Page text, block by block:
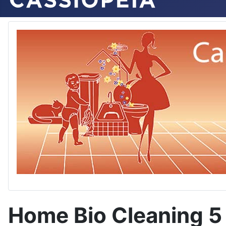
Home Bio Cleaning